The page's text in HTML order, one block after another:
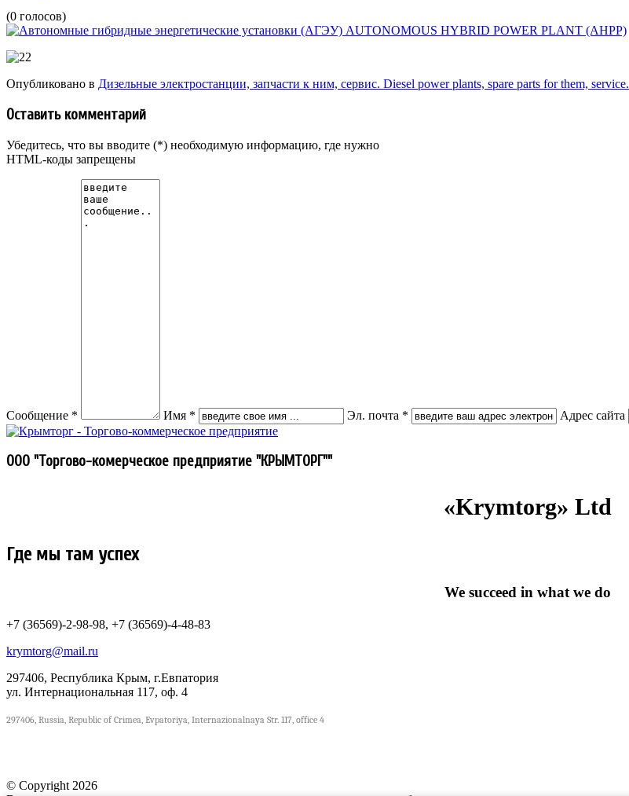
(0 голосов)
Опубликовано в Дизельные электростанции, запчасти к ним, сервис. Diesel power plants, spare parts for them, service.
Оставить комментарий
Убедитесь, что вы вводите (*) необходимую информацию, где нужно
HTML-коды запрещены
Сообщение * Имя * Эл. почта * Адрес сайта
ООО "Торгово-комерческое предприятие "КРЫМТОРГ""
«Krymtorg» Ltd
Где мы там успех
We succeed in what we do
+7 (36569)-2-98-98, +7 (36569)-4-48-83
krymtorg@mail.ru
297406, Республика Крым, г.Евпатория
ул. Интернациональная 117, оф. 4
297406, Russia, Republic of Crimea, Evpatoriya, Internazionalnaya Str. 117, office 4
© Copyright 2026